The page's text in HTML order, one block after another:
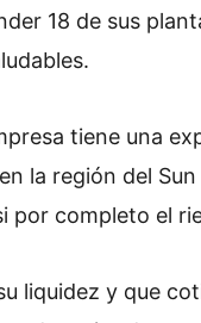
18 de sus
tiene una
la región del
por completo el
liquidez y que